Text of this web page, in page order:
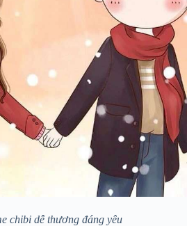
chibi dễ thương đáng yêu